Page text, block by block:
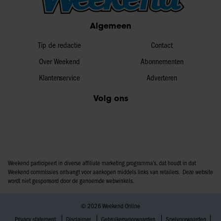
Algemeen
Tip de redactie
Over Weekend
Klantenservice
Contact
Abonnementen
Adverteren
Volg ons
Weekend participeert in diverse affiliate marketing programma’s, dat houdt in dat
Weekend commissies ontvangt voor aankopen middels links van retailers. Deze website
wordt niet gesponsord door de genoemde webwinkels.
© 2026 Weekend Online
Privacy statement
Disclaimer Gebruikersvoorwaarden Spelvoorwaarden